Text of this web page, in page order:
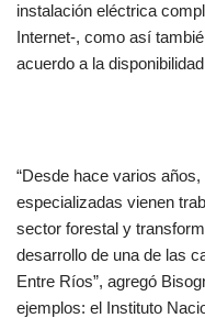
instalación eléctrica
Internet-, como así
acuerdo a la
“Desde hace varios
especializadas vienen
sector forestal y
desarrollo de una de las
Entre Ríos”, agregó
ejemplos: el Instituto